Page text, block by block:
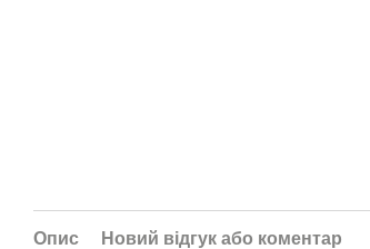
Опис Новий відгук або коментар